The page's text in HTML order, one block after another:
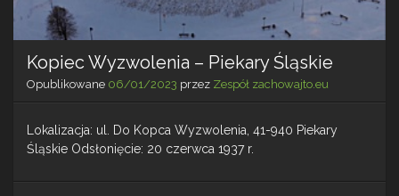
Kopiec Wyzwolenia – Piekary Śląskie
Opublikowane 06/01/2023 przez Zespół zachowajto.eu
Lokalizacja: ul. Do Kopca Wyzwolenia, 41-940 Piekary
Śląskie Odsłonięcie: 20 czerwca 1937 r.